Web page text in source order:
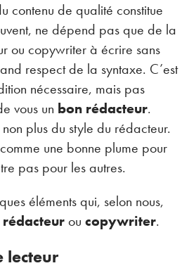
contenu de qualité constitue
ne dépend pas que de la
ou copywriter à écrire sans
respect de la syntaxe. C’est
nécessaire, mais pas
vous un bon rédacteur.
plus du style du rédacteur.
une bonne plume pour
pas pour les autres.
éléments qui, selon nous,
ou copywriter.
lecteur